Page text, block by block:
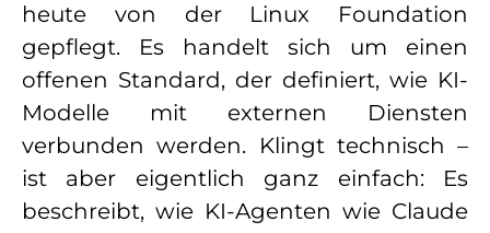
heute von der Linux Foundation
gepflegt. Es handelt sich um einen
offenen Standard, der definiert, wie KI-
Modelle mit externen Diensten
verbunden werden. Klingt technisch –
ist aber eigentlich ganz einfach: Es
beschreibt, wie KI-Agenten wie Claude